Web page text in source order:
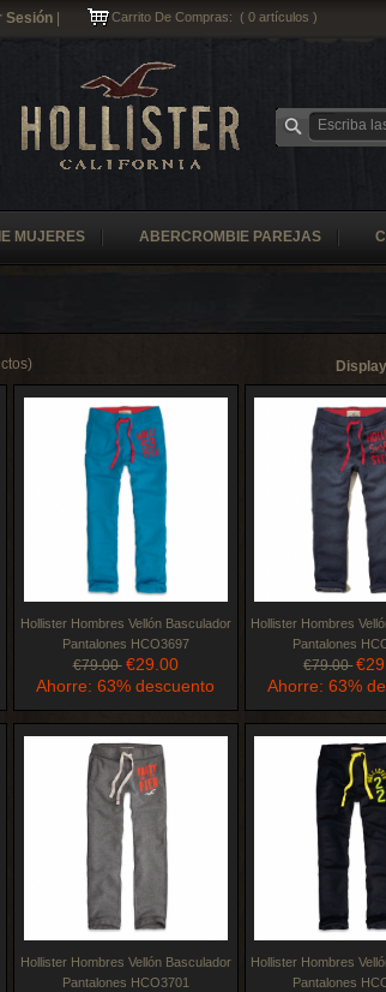
Sesión Carrito De Compras: ( 0 artículos )
MUJERES ABERCROMBIE PAREJAS
Hollister Hombres Vellón Basculador
Pantalones HCO3697
€79.00 €29.00
Ahorre: 63% descuento
Hollister Hombres
Pantalones
€79.00
Ahorre: 63%
Hollister Hombres Vellón Basculador
Pantalones HCO3701
Hollister Hombres
Pantalones